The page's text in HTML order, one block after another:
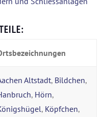
Altstadt, Bildchen,
, Hörn,
, Köpfchen,